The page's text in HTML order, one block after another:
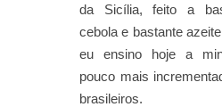
da Sicília, feito a
cebola e bastante
eu ensino hoje a
pouco mais
brasileiros.